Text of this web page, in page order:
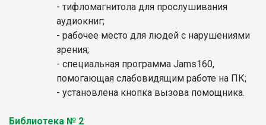
- тифломагнитола для прослушивания
аудиокниг;
- рабочее место для людей с нарушениями
зрения;
- специальная программа Jams160,
помогающая слабовидящим работе на ПК;
- установлена кнопка вызова помощника.
Библиотека № 2